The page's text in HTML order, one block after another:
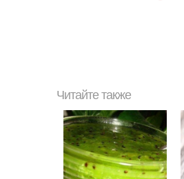
Читайте также